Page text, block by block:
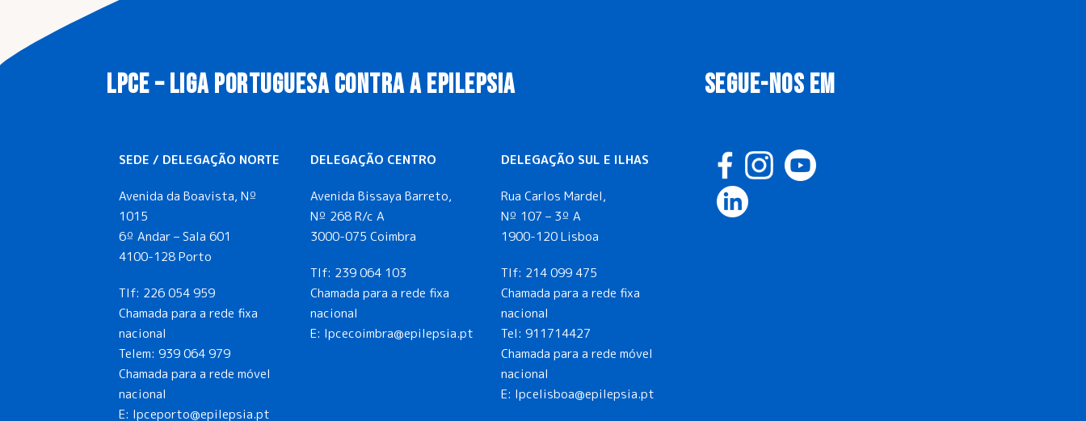
LPCE – LIGA PORTUGUESA CONTRA A EPILEPSIA
SEDE / DELEGAÇÃO NORTE
Avenida da Boavista, Nº
1015
6º Andar – Sala 601
4100-128 Porto
Tlf: 226 054 959
Chamada para a rede fixa
nacional
Telem: 939 064 979
Chamada para a rede móvel
nacional
E: lpceporto@epilepsia.pt
DELEGAÇÃO CENTRO
Avenida Bissaya Barreto,
Nº 268 R/c A
3000-075 Coimbra
Tlf: 239 064 103
Chamada para a rede fixa
nacional
E: lpcecoimbra@epilepsia.pt
DELEGAÇÃO SUL E ILHAS
Rua Carlos Mardel,
Nº 107 – 3º A
1900-120 Lisboa
Tlf: 214 099 475
Chamada para a rede fixa
nacional
Tel:911714427
Chamada para a rede móvel
nacional
E: lpcelisboa@epilepsia.pt
SEGUE-NOS EM